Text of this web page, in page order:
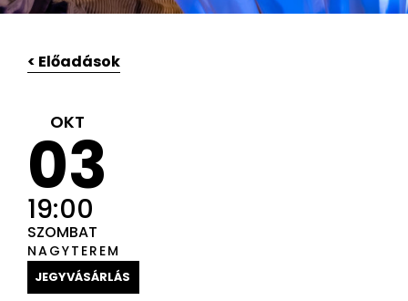
< Előadások
OKT
03
19:00
SZOMBAT
NAGYTEREM
JEGYVÁSÁRLÁS